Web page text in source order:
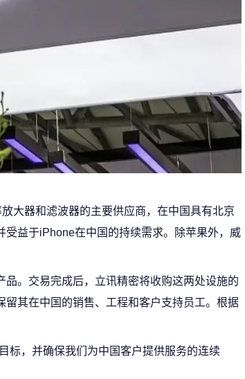
大器和滤波器的主要供应商，在中国具有北京
益于iPhone在中国的持续需求。除苹果外，威
。交易完成后，立讯精密将收购这两处设施的
其在中国的销售、工程和客户支持员工。根据
标，并确保我们为中国客户提供服务的连续